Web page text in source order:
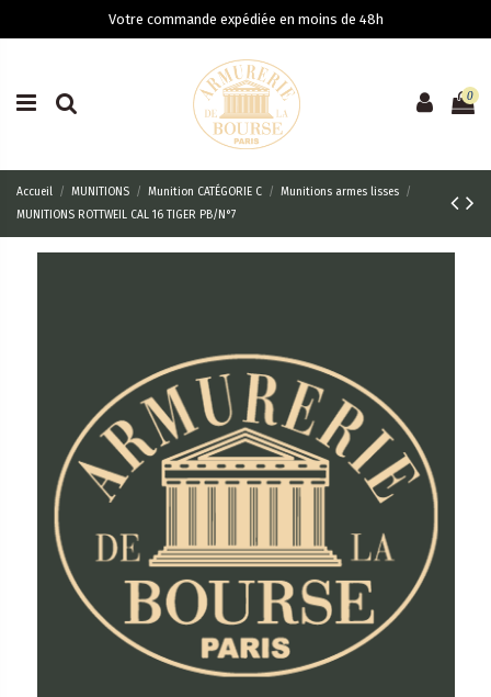
Votre commande expédiée en moins de 48h
0
Accueil MUNITIONS Munition CATÉGORIE C
Munitions armes lisses
MUNITIONS ROTTWEIL CAL 16 TIGER PB/N°7